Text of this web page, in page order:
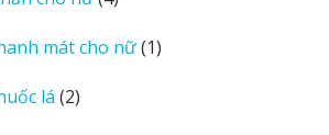
phẩm
mát cho nữ 11
lá 22